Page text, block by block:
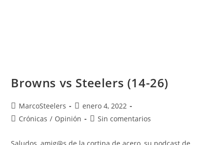
Browns vs Steelers (14-26)
MarcoSteelers
enero 4, 2022
Crónicas / Opinión Sin comentarios
Saludos, amig@s de la cortina de acero, su podcast de